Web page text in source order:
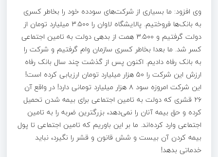
وی افزود: ما بسیاری از شرکت‌های سودده خود را بخاطر کسری
به بانک‌ها فروختیم. پالایشگاه لاوان را ۳.۵۰۰ میلیارد تومان از
دولت گرفتیم و ۳.۵۰۰ همت از بدهی دولت به تامین اجتماعی
کسر شد. ما بعدا بخاطر کسری سازمان وام گرفتیم و شرکت را
به بانک رفاه دادیم. اکنون پس از گذشت چند سال بانک رفاه
ارزش این شرکت را ۵۰ هزار میلیارد تومان ارزیابی کرده است!
این شرکت امروزه سود ۸ هزار میلیارد تومانی دارد! در واقع آن
۲۶ قشری که دولت به تامین اجتماعی برای بیمه شدن تحمیل
کرده و حق بیمه آنان را نمی‌دهد، بزرگترین ضربه را به تامین
اجتماعی وارد کرده‌اند. ما بر این باوریم که تامین اجتماعی تا پول
بیمه کردن آن بیست و شش قانون و قشر را نگیرد، نباید
خدماتی بدهد!